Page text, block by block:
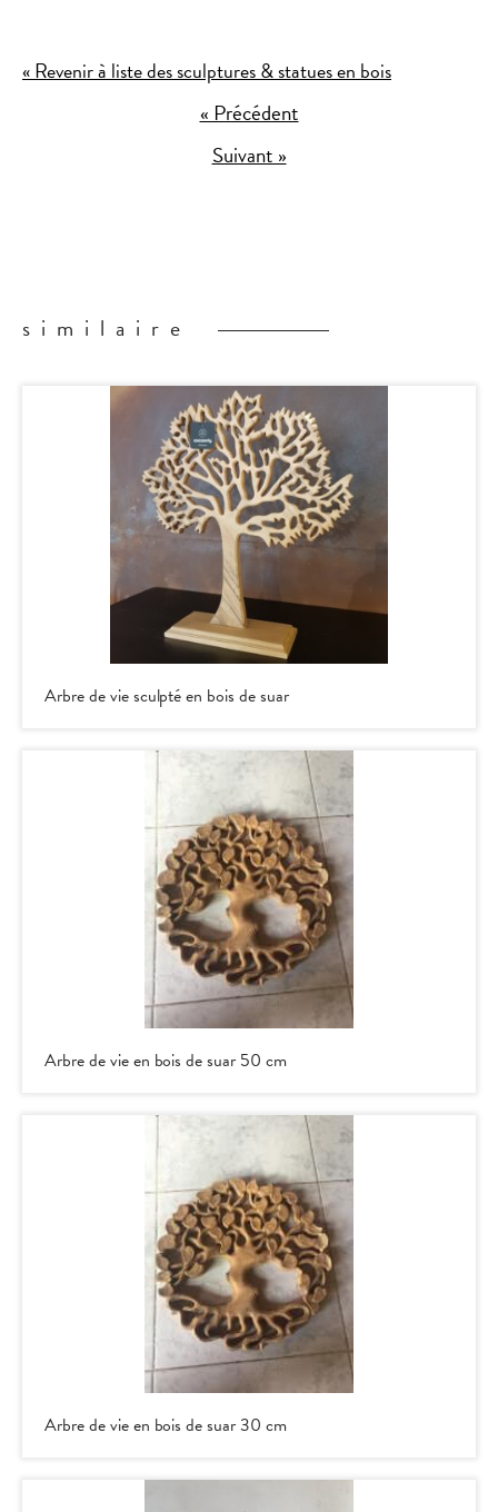
« Revenir à liste des sculptures & statues en bois
« Précédent
Suivant »
similaire
Arbre de vie sculpté en bois de suar
Arbre de vie en bois de suar 50 cm
Arbre de vie en bois de suar 30 cm